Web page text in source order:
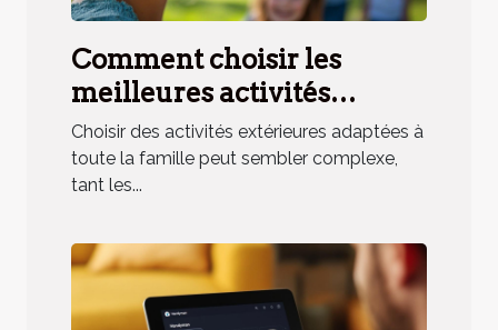
Comment choisir les
meilleures activités
extérieures pour toute la
famille ?
Choisir des activités extérieures adaptées à
toute la famille peut sembler complexe,
tant les...